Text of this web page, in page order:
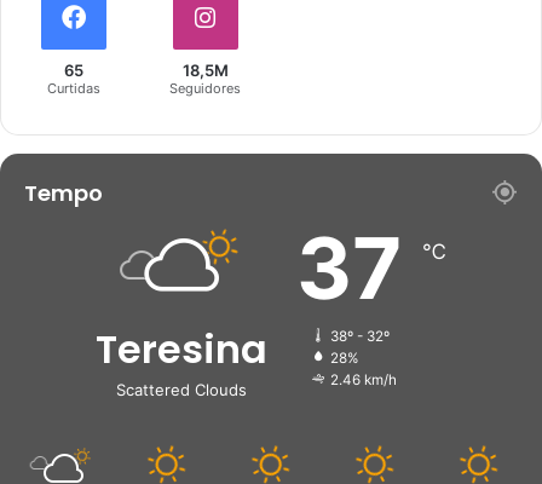
65
Curtidas
18,5M
Seguidores
Tempo
Teresina
Scattered Clouds
37 ℃
38º - 32º
28%
2.46 km/h